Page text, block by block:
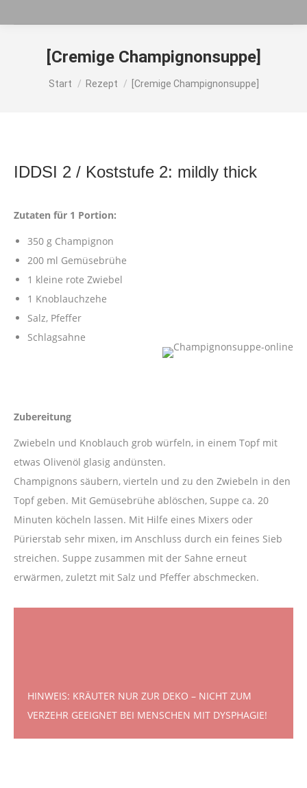
[Cremige Champignonsuppe]
Sie befinden sich hier:
Start Rezept [Cremige Champignonsuppe]
IDDSI 2 / Koststufe 2: mildly thick
Zutaten für 1 Portion:
350 g Champignon
200 ml Gemüsebrühe
1 kleine rote Zwiebel
1 Knoblauchzehe
Salz, Pfeffer
Schlagsahne
Zubereitung
Zwiebeln und Knoblauch grob würfeln, in einem Topf mit
etwas Olivenöl glasig andünsten.
Champignons säubern, vierteln und zu den Zwiebeln in den
Topf geben. Mit Gemüsebrühe ablöschen, Suppe ca. 20
Minuten köcheln lassen. Mit Hilfe eines Mixers oder
Pürierstab sehr mixen, im Anschluss durch ein feines Sieb
streichen. Suppe zusammen mit der Sahne erneut
erwärmen, zuletzt mit Salz und Pfeffer abschmecken.
HINWEIS: KRÄUTER NUR ZUR DEKO – NICHT ZUM
VERZEHR GEEIGNET BEI MENSCHEN MIT DYSPHAGIE!